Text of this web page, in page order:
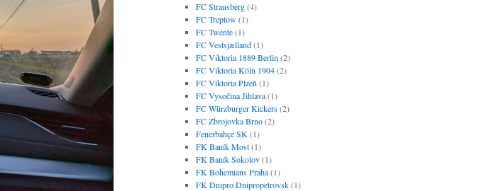
FC Strausberg(4)
FC Treptow(1)
FC Twente(1)
FC Vestsjælland(1)
FC Viktoria 1889 Berlin (2)
FC Viktoria Köln 1904(2)
FC Viktoria Plzeň (1)
FC Vysočina Jihlava(1)
FC Würzburger Kickers(2)
FC Zbrojovka Brno(2)
Fenerbahçe SK (1)
FK Baník Most(1)
FK Baník Sokolov(1)
FK Bohemians Praha(1)
FK Dnipro Dnipropetrovsk(1)